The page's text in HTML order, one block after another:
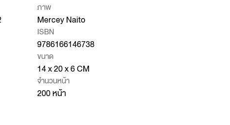
ภาพ
Mercey Naito
ISBN
9786166146738
ขนาด
14 x 20 x 6 CM
จำนวนหน้า
200 หน้า